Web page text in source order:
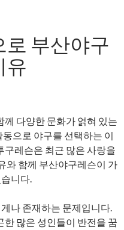
로 부산야구
유
께 다양한 문화가 얽혀 있는
으로 야구를 선택하는 이
구레슨은 최근 많은 사랑을
와 함께 부산야구레슨이 가
니다.
나 존재하는 문제입니다.
한 많은 성인들이 반전을 꿈